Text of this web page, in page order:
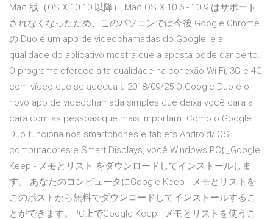
Mac 版（OS X 10.10 以降） Mac OS X 10.6 - 10.9 はサポート
されなくなったため、このパソコンでは今後 Google Chrome
の Duo é um app de videochamadas do Google, e a
qualidade do aplicativo mostra que a aposta pode dar certo.
O programa oferece alta qualidade na conexão Wi-Fi, 3G e 4G,
com vídeo que se adequa à 2018/09/25 O Google Duo é o
novo app de videochamada simples que deixa você cara a
cara com as pessoas que mais importam. Como o Google
Duo funciona nos smartphones e tablets Android/iOS,
computadores e Smart Displays, você Windows PCにGoogle
Keep - メモとリスト をダウンロードしてインストールしま
す。 あなたのコンピュータにGoogle Keep - メモとリストを
このポストから無料でダウンロードしてインストールするこ
とができます。PC上でGoogle Keep - メモとリストを使うこ